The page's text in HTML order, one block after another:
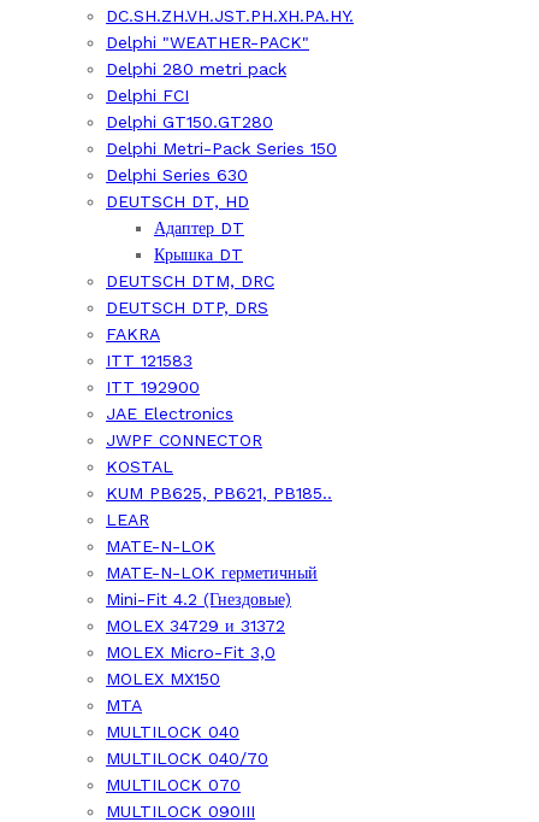
DC.SH.ZH.VH.JST.PH.XH.PA.HY.
Delphi "WEATHER-PACK"
Delphi 280 metri pack
Delphi FCI
Delphi GT150.GT280
Delphi Metri-Pack Series 150
Delphi Series 630
DEUTSCH DT, HD
Адаптер DT
Крышка DT
DEUTSCH DTM, DRC
DEUTSCH DTP, DRS
FAKRA
ITT 121583
ITT 192900
JAE Electronics
JWPF CONNECTOR
KOSTAL
KUM PB625, PB621, PB185..
LEAR
MATE-N-LOK
MATE-N-LOK герметичный
Mini-Fit 4.2 (Гнездовые)
MOLEX 34729 и 31372
MOLEX Micro-Fit 3,0
MOLEX MX150
MTA
MULTILOCK 040
MULTILOCK 040/70
MULTILOCK 070
MULTILOCK 090III